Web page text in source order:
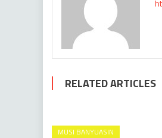
RELATED ARTICLES
MUSI BANYUASIN